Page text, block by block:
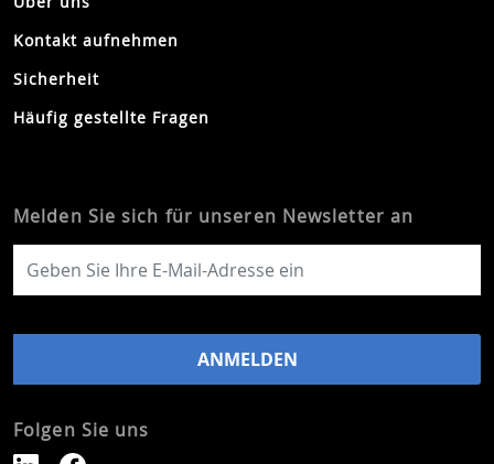
Kontakt aufnehmen
Sicherheit
Häufig gestellte Fragen
Melden Sie sich für unseren Newsletter an
Folgen Sie uns